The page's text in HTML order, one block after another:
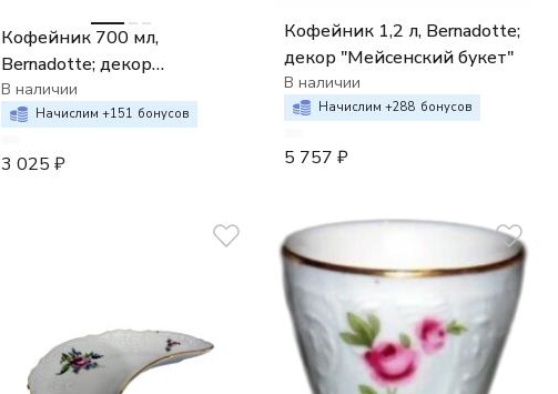
Кофейник 700 мл,
Bernadotte; декор
"Мейсенский букет"
В наличии
Начислим +151 бонусов
3 025 ₽
Кофейник 1,2 л, Bernadotte;
декор "Мейсенский букет"
В наличии
Начислим +288 бонусов
5 757 ₽